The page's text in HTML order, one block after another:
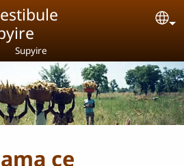
Supyire
ce